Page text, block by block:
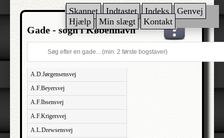
Skannet Indtastet Indeks
Genvej
Hjælp
Min slægt Kontakt
Gade - sogn i København
A.D.Jørgensensvej
A.F.Beyersvej
A.F.Ibsensvej
A.F.Krigersvej
A.L.Drewsensvej